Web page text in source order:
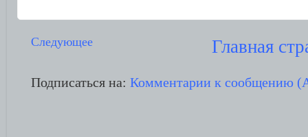
Следующее Главная
Подписаться на: Комментарии к сообщению